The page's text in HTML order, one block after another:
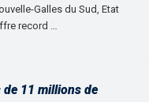
Galles du Sud, Etat
record …
11 millions de